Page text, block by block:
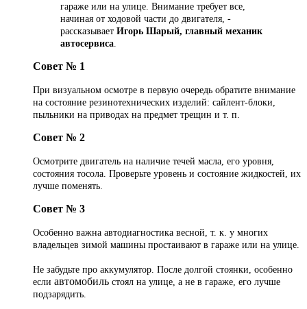
гараже или на улице. Внимание требует все,
начиная от ходовой части до двигателя, -
рассказывает Игорь Шарый, главный механик
автосервиса
Совет № 1
При визуальном осмотре в первую очередь обратите внимание
на состояние резинотехнических изделий: сайлент-блоки,
пыльники на приводах на предмет трещин и т. п.
Совет № 2
Осмотрите двигатель на наличие течей масла, его уровня,
состояния тосола. Проверьте уровень и состояние жидкостей, их
лучше поменять.
Совет № 3
Особенно важна автодиагностика весной, т. к. у многих
владельцев зимой машины простаивают в гараже или на улице.
Не забудьте про аккумулятор. После долгой стоянки, особенно
если автомобиль стоял на улице, а не в гараже, его лучше
подзарядить.